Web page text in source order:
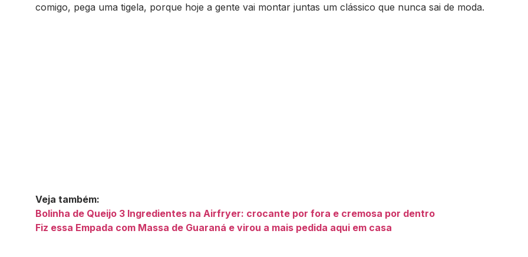
comigo, pega uma tigela, porque hoje a gente vai montar juntas um clássico que nunca sai de moda.
Veja também:
Bolinha de Queijo 3 Ingredientes na Airfryer: crocante por fora e cremosa por dentro
Fiz essa Empada com Massa de Guaraná e virou a mais pedida aqui em casa